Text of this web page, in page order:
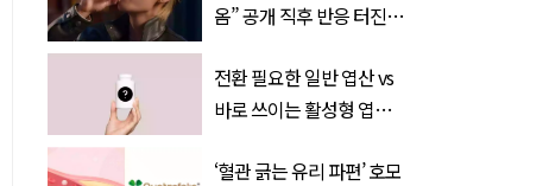
옴” 공개 직후 반응 터진
전환 필요한 일반 엽산 vs
바로 쓰이는 활성형 엽
‘Quatrefolic®’ 주목
‘혈관 긁는 유리 파편’ 호모